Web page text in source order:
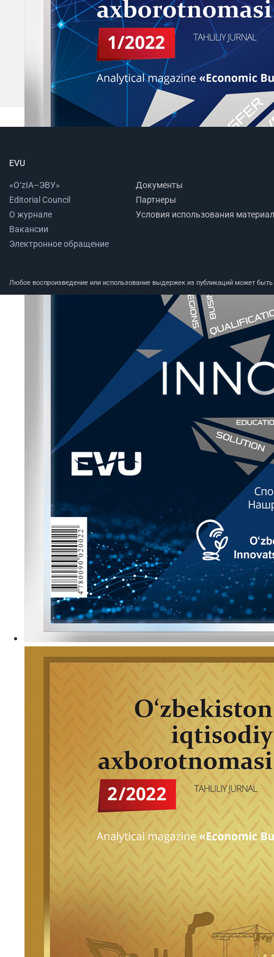
EVU
«O‘zIA–ЭВУ»
Editorial Council
О журнале
Вакансии
Электронное обращение
Документы
Партнеры
Условия использования
Любое воспроизведение или использование выдержек из публикаций может